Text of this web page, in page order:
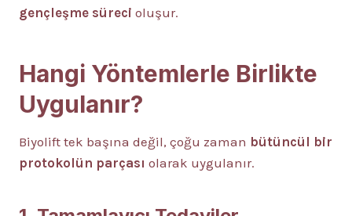
gençleşme süreci oluşur.
Hangi Yöntemlerle Birlikte
Uygulanır?
Biyolift tek başına değil, çoğu zaman bütüncül bir
protokolün parçası olarak uygulanır.